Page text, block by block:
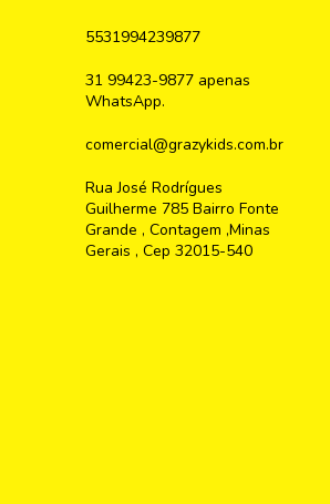
5531994239877
31 99423-9877 apenas
WhatsApp.
comercial@grazykids.com.br
Rua José Rodrígues
Guilherme 785 Bairro Fonte
Grande , Contagem ,Minas
Gerais , Cep 32015-540